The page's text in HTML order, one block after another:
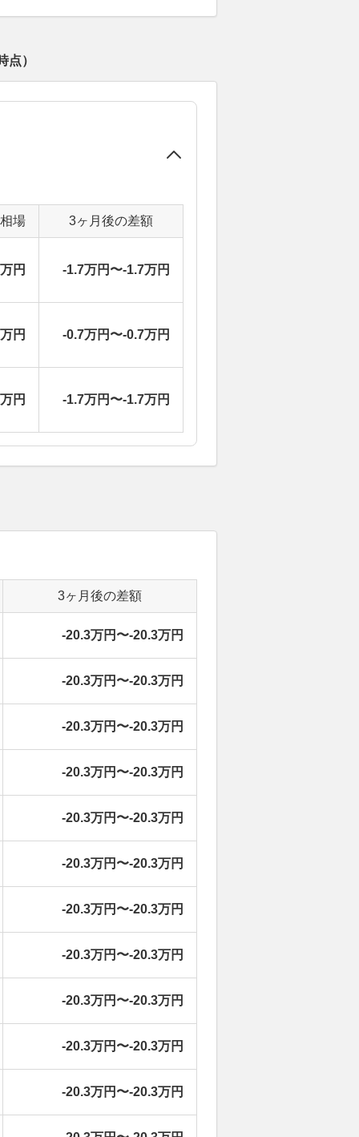
点）
場 3ヶ月後の差額
円 -1.7万円〜-1.7万円
円 -0.7万円〜-0.7万円
円 -1.7万円〜-1.7万円
3ヶ月後の差額
-20.3万円〜-20.3万円
-20.3万円〜-20.3万円
-20.3万円〜-20.3万円
-20.3万円〜-20.3万円
-20.3万円〜-20.3万円
-20.3万円〜-20.3万円
-20.3万円〜-20.3万円
-20.3万円〜-20.3万円
-20.3万円〜-20.3万円
-20.3万円〜-20.3万円
-20.3万円〜-20.3万円